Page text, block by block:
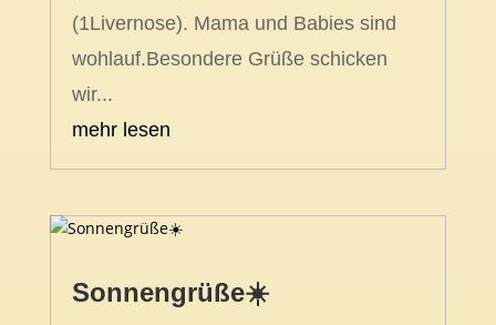
(1Livernose). Mama und Babies sind
wohlauf.Besondere Grüße schicken
wir...
mehr lesen
Sonnengrüße☀️